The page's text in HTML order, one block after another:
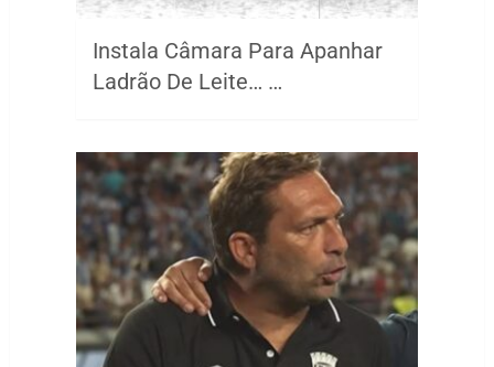
Instala Câmara Para Apanhar
Ladrão De Leite… …